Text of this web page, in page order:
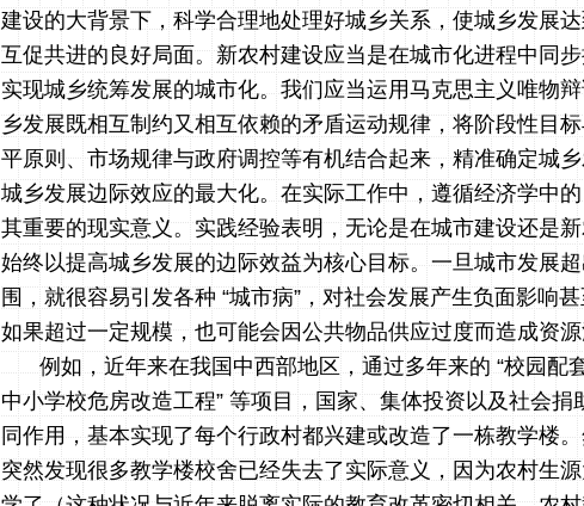
建设的大背景下，科学合理地处理好城乡关系，使城乡发展
互促共进的良好局面。新农村建设应当是在城市化进程中同
实现城乡统筹发展的城市化。我们应当运用马克思主义唯物
乡发展既相互制约又相互依赖的矛盾运动规律，将阶段性目
平原则、市场规律与政府调控等有机结合起来，精准确定城
城乡发展边际效应的最大化。在实际工作中，遵循经济学中
其重要的现实意义。实践经验表明，无论是在城市建设还是
始终以提高城乡发展的边际效益为核心目标。一旦城市发展
围，就很容易引发各种 “城市病”，对社会发展产生负面影响
如果超过一定规模，也可能会因公共物品供应过度而造成资
例如，近年来在我国中西部地区，通过多年来的 “校园配套
中小学校危房改造工程” 等项目，国家、集体投资以及社会
同作用，基本实现了每个行政村都兴建或改造了一栋教学楼
突然发现很多教学楼校舍已经失去了实际意义，因为农村生